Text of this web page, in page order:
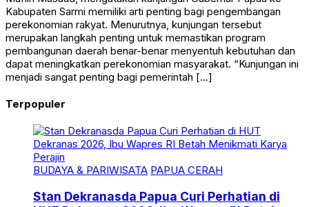
Kabupaten Sarmi memiliki arti penting bagi pengembangan
perekonomian rakyat. Menurutnya, kunjungan tersebut
merupakan langkah penting untuk memastikan program
pembangunan daerah benar-benar menyentuh kebutuhan dan
dapat meningkatkan perekonomian masyarakat. “Kunjungan ini
menjadi sangat penting bagi pemerintah […]
Terpopuler
BUDAYA & PARIWISATA PAPUA CERAH
Stan Dekranasda Papua Curi Perhatian di